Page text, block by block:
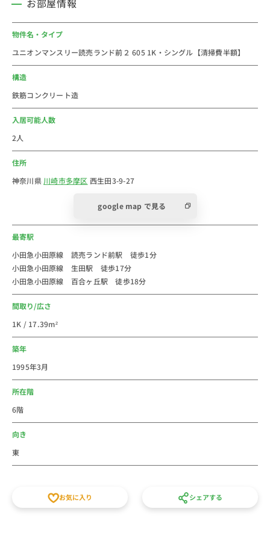
・ドラッグストア(約63m)
■おすすめコメント
す。2024年の川崎市の人口は約155万人。日本屈指の都
市です。人口は増え続けています。
で約25分、川崎駅まで約40分で行くことができます。
りランド駅、よみうりランドなどへ向かう小田急バスも
駅周辺にはよみうりランド駅前通りという昔ながらの商
店街があります。駅近隣のスーパーは、Odakyu OX 読
売ランド店、コレコVer.があります。コンビニは、ファ
ミリーマート 衣屋読売ランド駅前店、ドラッグストア
は灰吹屋読売ランド店があります。飲食店は、IRORI 〜
炭火焼きと自然派ワイン〜、トラットリア ソル レヴァ
ンテ、カフェ ド シュロ、ゆい～と、日高屋 読売ランド
前駅南口店、マクドナルド 小田急読売ランド駅前店な
どがあり多くのお店でにぎわっています。
ンパスがあり、多くの学生が住む街でもあります
法人のご利用は社宅・寮からの切替で経費削減が出来る
さい。徒歩15分以内、月額家賃、間取りなど条件で他の
の初期費用不要、水道光熱費不要の家具家電付き短期賃
貸マンションです。スタッフ一同皆様のご予約をお待ち
お部屋情報
物件名・タイプ
ユニオンマンスリー読売ランド前２ 605 1K・シングル【清掃費半額】
構造
鉄筋コンクリート造
入居可能人数
2人
住所
神奈川県 川崎市多摩区 西生田3-9-27
google map で見る
最寄駅
小田急小田原線 読売ランド前駅 徒歩1分
小田急小田原線 生田駅 徒歩17分
小田急小田原線 百合ヶ丘駅 徒歩18分
間取り/広さ
1K / 17.39m²
築年
1995年3月
所在階
6階
向き
東
お気に入り シェアする